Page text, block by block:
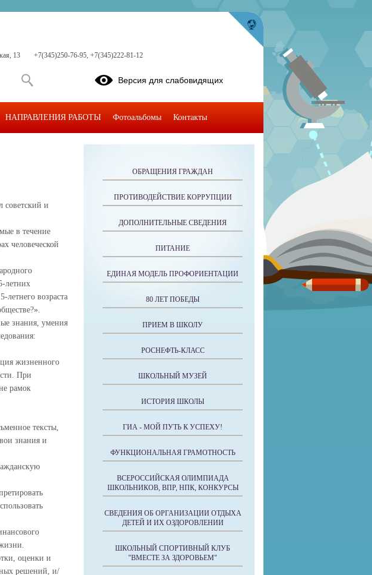
советский и
в течение
человеческой
летних
возраста
знания, умения
жизненного
При
рамок
тексты,
знания и
оценки и
решений, и/
ОБРАЩЕНИЯ ГРАЖДАН
ПРОТИВОДЕЙСТВИЕ КОРРУПЦИИ
ДОПОЛНИТЕЛЬНЫЕ СВЕДЕНИЯ
ПИТАНИЕ
ЕДИНАЯ МОДЕЛЬ ПРОФОРИЕНТАЦИИ
80 ЛЕТ ПОБЕДЫ
ПРИЕМ В ШКОЛУ
РОСНЕФТЬ-КЛАСС
ШКОЛЬНЫЙ МУЗЕЙ
ИСТОРИЯ ШКОЛЫ
ГИА - МОЙ ПУТЬ К УСПЕХУ!
ФУНКЦИОНАЛЬНАЯ ГРАМОТНОСТЬ
ВСЕРОССИЙСКАЯ ОЛИМПИАДА
ШКОЛЬНИКОВ, ВПР, НПК, КОНКУРСЫ
СВЕДЕНИЯ ОБ ОРГАНИЗАЦИИ ОТДЫХА
ДЕТЕЙ И ИХ ОЗДОРОВЛЕНИИ
ШКОЛЬНЫЙ СПОРТИВНЫЙ КЛУБ
"ВМЕСТЕ ЗА ЗДОРОВЬЕМ"
13 +7(345)250-76-95, +7(345)222-81-12
Версия для слабовидящих
НАПРАВЛЕНИЯ РАБОТЫ Фотоальбомы Контакты